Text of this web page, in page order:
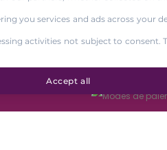
you services and ads across your
activities not subject to consent.
Accept all